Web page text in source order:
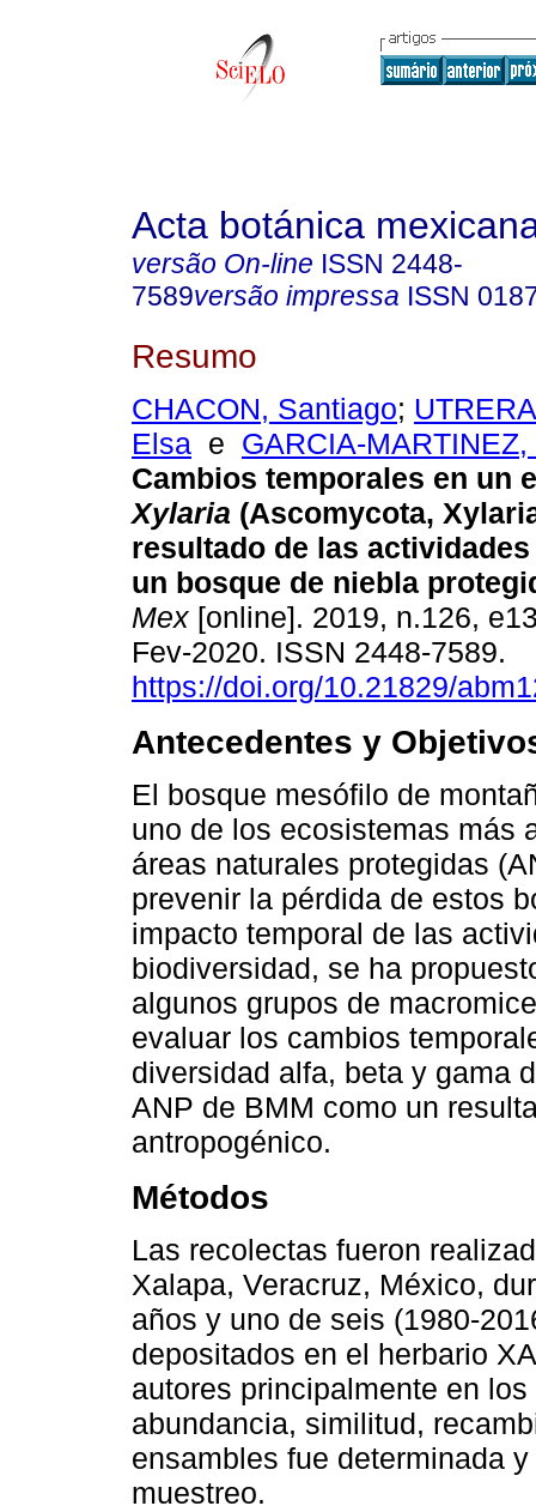
Acta botánica
versão On-line ISSN 2448-
7589versão impressa ISSN
Resumo
CHACON, Santiago;
Elsa e GARCIA-
Cambios temporales en un
Xylaria (Ascomycota,
resultado de las
un bosque de niebla
Mex [online]. 2019, n.126,
Fev-2020. ISSN 2448-7589.
https://doi.org/10.21829/
Antecedentes y
El bosque mesófilo de
uno de los ecosistemas más
áreas naturales protegidas
prevenir la pérdida de estos
impacto temporal de las
biodiversidad, se ha
algunos grupos de
evaluar los cambios
diversidad alfa, beta y gama
ANP de BMM como un
antropogénico.
Métodos
Las recolectas fueron
Xalapa, Veracruz, México,
años y uno de seis (1980-
depositados en el herbario
autores principalmente en
abundancia, similitud,
ensambles fue determinada
muestreo.